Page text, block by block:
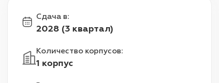
ручья обеспечивает жильцам
непосредственный доступ к ресторанам и
виды и оживленная атмосфера украшают
повседневную жизнь. ARLO - это ода
Сдача в:
2028 (3 квартал)
Количество корпусов:
1 корпус